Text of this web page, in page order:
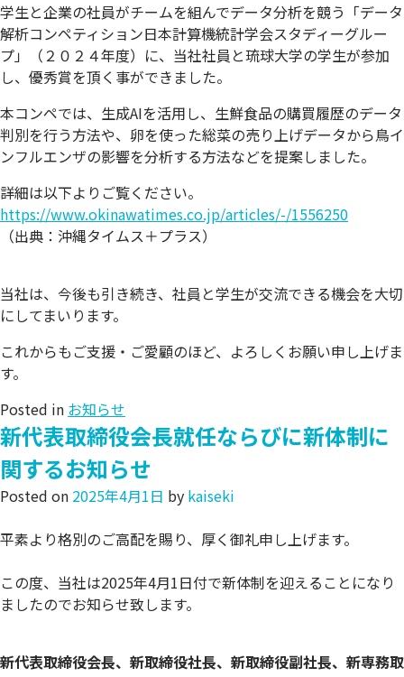
学生と企業の社員がチームを組んでデータ分析を競う「データ
解析コンペティション日本計算機統計学会スタディーグルー
プ」（２０２４年度）に、当社社員と琉球大学の学生が参加
し、優秀賞を頂く事ができました。
本コンペでは、生成AIを活用し、生鮮食品の購買履歴のデータ
判別を行う方法や、卵を使った総菜の売り上げデータから鳥イ
ンフルエンザの影響を分析する方法などを提案しました。
詳細は以下よりご覧ください。
https://www.okinawatimes.co.jp/articles/-/1556250
（出典：沖縄タイムス＋プラス）
当社は、今後も引き続き、社員と学生が交流できる機会を大切
にしてまいります。
これからもご支援・ご愛顧のほど、よろしくお願い申し上げま
す。
Posted in お知らせ
新代表取締役会長就任ならびに新体制に
関するお知らせ
Posted on 2025年4月1日 by kaiseki
平素より格別のご高配を賜り、厚く御礼申し上げます。
この度、当社は2025年4月1日付で新体制を迎えることになり
ましたのでお知らせ致します。
新代表取締役会長、新取締役社長、新取締役副社長、新専務取